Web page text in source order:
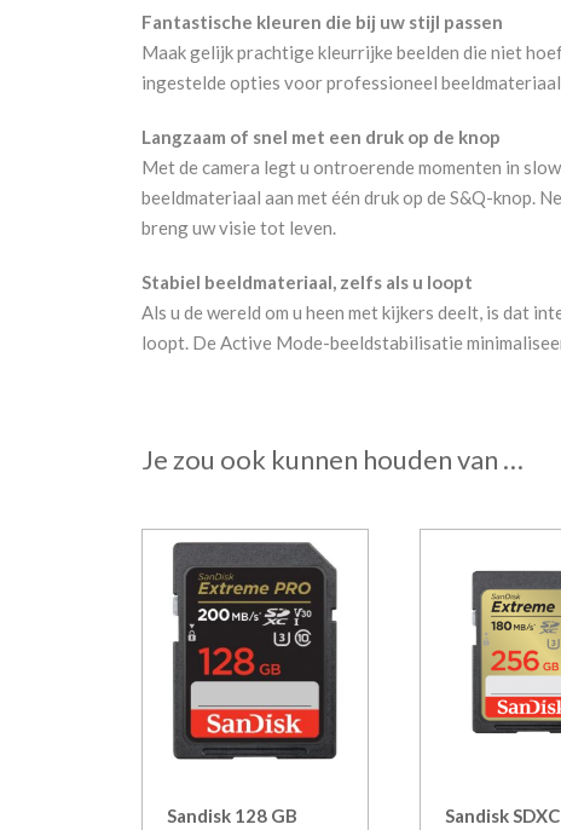
Fantastische kleuren die bij uw stijl passen
Maak gelijk prachtige kleurrijke beelden die niet
ingestelde opties voor professioneel
Langzaam of snel met een druk op de knop
Met de camera legt u ontroerende momenten in
beeldmateriaal aan met één druk op de S&Q-knop.
breng uw visie tot leven.
Stabiel beeldmateriaal, zelfs als u loopt
Als u de wereld om u heen met kijkers deelt, is dat
loopt. De Active Mode-beeldstabilisatie
Je zou ook kunnen houden van …
Sandisk 128 GB
Sandisk SDXC